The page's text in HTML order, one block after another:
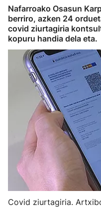
Nafarroako Osasun
berriro, azken 24
covid ziurtagiria
kopuru handia dela eta.
Covid ziurtagiria.